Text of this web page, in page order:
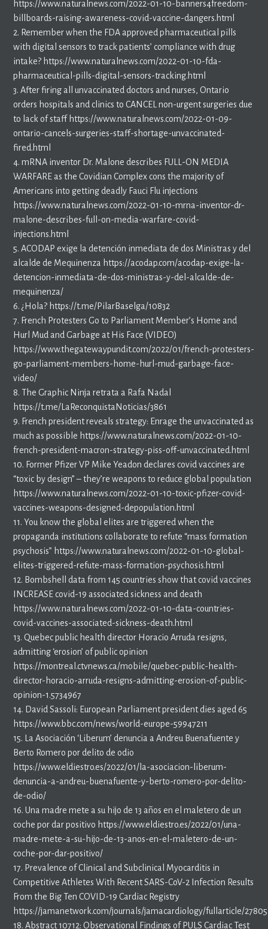
https://www.naturalnews.com/2022-01-10-banners4freedom-
billboards-raising-awareness-covid-vaccine-dangers.html
2. Remember when the FDA approved pharmaceutical pills
with digital sensors to track patients’ compliance with drug
intake? https://www.naturalnews.com/2022-01-10-fda-
pharmaceutical-pills-digital-sensors-tracking.html
3. After firing all unvaccinated doctors and nurses, Ontario
orders hospitals and clinics to CANCEL non-urgent surgeries due
to lack of staff https://www.naturalnews.com/2022-01-09-
ontario-cancels-surgeries-staff-shortage-unvaccinated-
fired.html
4. mRNA inventor Dr. Malone describes FULL-ON MEDIA
WARFARE as the Covidian Complex cons the majority of
Americans into getting deadly Fauci Flu injections
https://www.naturalnews.com/2022-01-10-mrna-inventor-dr-
malone-describes-full-on-media-warfare-covid-
injections.html
5. ACODAP exige la detención inmediata de dos Ministras y del
alcalde de Mequinenza https://acodap.com/acodap-exige-la-
detencion-inmediata-de-dos-ministras-y-del-alcalde-de-
mequinenza/
6. ¿Hola? https://t.me/PilarBaselga/10832
7. French Protesters Go to Parliament Member’s Home and
Hurl Mud and Garbage at His Face (VIDEO)
https://www.thegatewaypundit.com/2022/01/french-protesters-
go-parliament-members-home-hurl-mud-garbage-face-
video/
8. The Graphic Ninja retrata a Rafa Nadal
https://t.me/LaReconquistaNoticias/3861
9. French president reveals strategy: Enrage the unvaccinated as
much as possible https://www.naturalnews.com/2022-01-10-
french-president-macron-strategy-piss-off-unvaccinated.html
10. Former Pfizer VP Mike Yeadon declares covid vaccines are
“toxic by design” – they’re weapons to reduce global population
https://www.naturalnews.com/2022-01-10-toxic-pfizer-covid-
vaccines-weapons-designed-depopulation.html
11. You know the global elites are triggered when the
propaganda institutions collaborate to refute “mass formation
psychosis” https://www.naturalnews.com/2022-01-10-global-
elites-triggered-refute-mass-formation-psychosis.html
12. Bombshell data from 145 countries show that covid vaccines
INCREASE covid-19 associated sickness and death
https://www.naturalnews.com/2022-01-10-data-countries-
covid-vaccines-associated-sickness-death.html
13. Quebec public health director Horacio Arruda resigns,
admitting ‘erosion’ of public opinion
https://montreal.ctvnews.ca/mobile/quebec-public-health-
director-horacio-arruda-resigns-admitting-erosion-of-public-
opinion-1.5734967
14. David Sassoli: European Parliament president dies aged 65
https://www.bbc.com/news/world-europe-59947211
15. La Asociación ‘Liberum’ denuncia a Andreu Buenafuente y
Berto Romero por delito de odio
https://www.eldiestro.es/2022/01/la-asociacion-liberum-
denuncia-a-andreu-buenafuente-y-berto-romero-por-delito-
de-odio/
16. Una madre mete a su hijo de 13 años en el maletero de un
coche por dar positivo https://www.eldiestro.es/2022/01/una-
madre-mete-a-su-hijo-de-13-anos-en-el-maletero-de-un-
coche-por-dar-positivo/
17. Prevalence of Clinical and Subclinical Myocarditis in
Competitive Athletes With Recent SARS-CoV-2 Infection Results
From the Big Ten COVID-19 Cardiac Registry
https://jamanetwork.com/journals/jamacardiology/fullarticle/
18. Abstract 10712: Observational Findings of PULS Cardiac Test